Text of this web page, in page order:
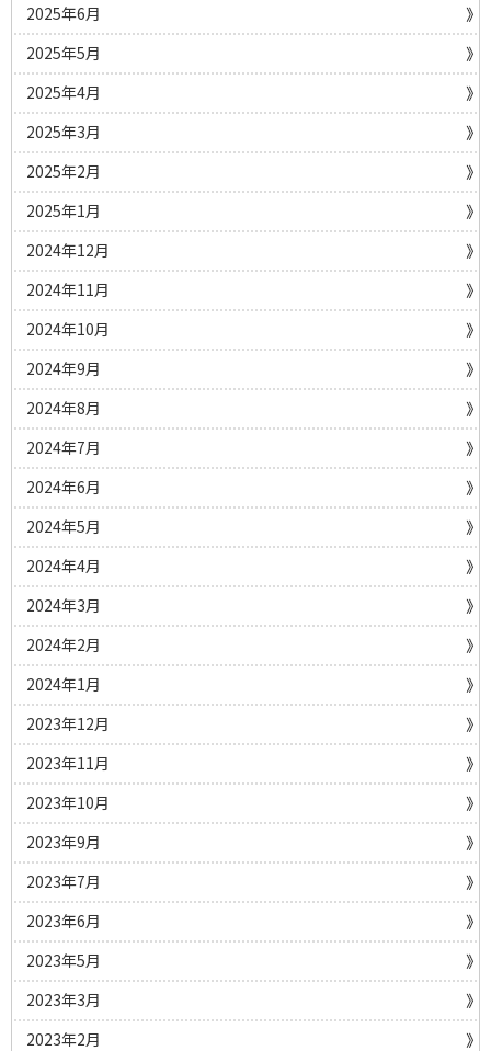
2025年6月
2025年5月
2025年4月
2025年3月
2025年2月
2025年1月
2024年12月
2024年11月
2024年10月
2024年9月
2024年8月
2024年7月
2024年6月
2024年5月
2024年4月
2024年3月
2024年2月
2024年1月
2023年12月
2023年11月
2023年10月
2023年9月
2023年7月
2023年6月
2023年5月
2023年3月
2023年2月